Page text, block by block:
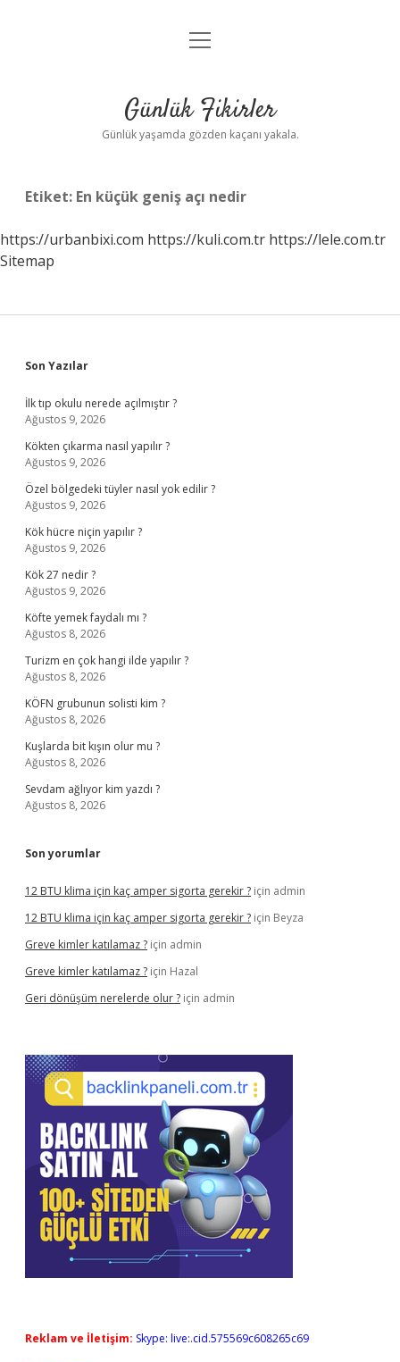
Anasayfa
Yasal Uyarı
menüyü
Günlük Fikirler
Günlük yaşamda gözden kaçanı yakala.
Etiket: En küçük geniş açı nedir
https://urbanbixi.com https://kuli.com.tr https://lele.com.tr
Sitemap
Sidebar
Son Yazılar
İlk tıp okulu nerede açılmıştır ?
Ağustos 9, 2026
Kökten çıkarma nasıl yapılır ?
Ağustos 9, 2026
Özel bölgedeki tüyler nasıl yok edilir ?
Ağustos 9, 2026
Kök hücre niçin yapılır ?
Ağustos 9, 2026
Kök 27 nedir ?
Ağustos 9, 2026
Köfte yemek faydalı mı ?
Ağustos 8, 2026
Turizm en çok hangi ilde yapılır ?
Ağustos 8, 2026
KÖFN grubunun solisti kim ?
Ağustos 8, 2026
Kuşlarda bit kışın olur mu ?
Ağustos 8, 2026
Sevdam ağlıyor kim yazdı ?
Ağustos 8, 2026
Son yorumlar
12 BTU klima için kaç amper sigorta gerekir ? için admin
12 BTU klima için kaç amper sigorta gerekir ? için Beyza
Greve kimler katılamaz ? için admin
Greve kimler katılamaz ? için Hazal
Geri dönüşüm nerelerde olur ? için admin
Reklam ve İletişim: Skype: live:.cid.575569c608265c69